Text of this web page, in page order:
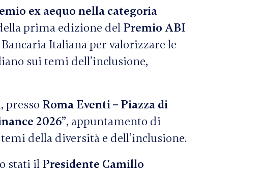
ex aequo nella categoria
prima edizione del Premio ABI
Italiana per valorizzare le
sui temi dell’inclusione,
presso Roma Eventi – Piazza di
2026”, appuntamento di
della diversità e dell’inclusione.
stati il Presidente Camillo